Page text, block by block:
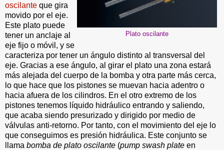
Plato oscilante
oscilante que gira
movido por el eje.
Este plato puede
tener un anclaje al
eje fijo o móvil, y se
caracteriza por tener un ángulo distinto al transversal del
eje. Gracias a ese ángulo, al girar el plato una zona estará
más alejada del cuerpo de la bomba y otra parte más cerca,
lo que hace que los pistones se muevan hacia adentro o
hacia afuera de los cilindros. En el otro extremo de los
pistones tenemos líquido hidráulico entrando y saliendo,
que acaba siendo presurizado y dirigido por medio de
válvulas anti-retorno. Por tanto, con el movimiento del eje lo
que conseguimos es presión hidráulica. Este conjunto se
llama bomba de plato oscilante (pump swash plate en